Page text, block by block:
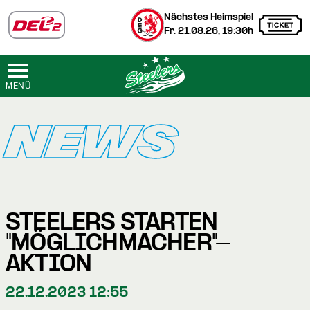
Nächstes Heimspiel
Fr. 21.08.26, 19:30h
MENÜ
NEWS
STEELERS STARTEN
"MÖGLICHMACHER"-
AKTION
22.12.2023 12:55